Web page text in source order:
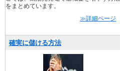
をまとめています。
≫詳細ページ
確実に儲ける方法